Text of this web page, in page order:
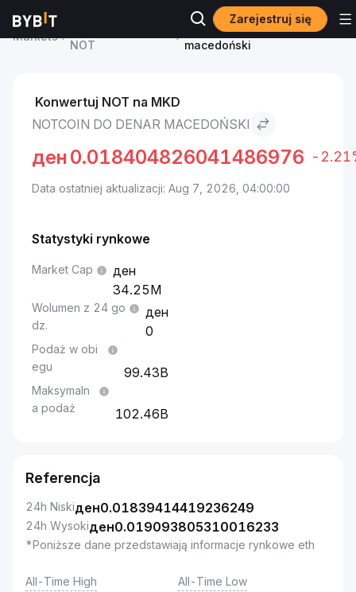
Zarejestruj się
Markets
NOT
Notcoin to Denar
macedoński
Konwertuj NOT na MKD
NOTCOIN DO DENAR MACEDOŃSKI
ден 0.018404826041486976 -
Data ostatniej aktualizacji: Aug 7, 2026, 04:00:00
Statystyki rynkowe
Market Cap
34.25M
Wolumen z 24 go
dz.
0
Podaż w obi
egu
99.43B
Maksymaln
a podaż
102.46B
Referencja
24h Niskiден0.01839414419236249
24h Wysokiден0.019093805310016233
*Poniższe dane przedstawiają informacje rynkowe eth
All-Time High All-Time Low